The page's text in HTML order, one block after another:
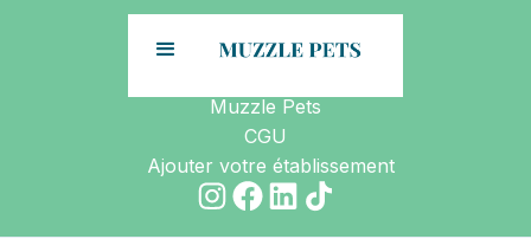
Muzzle Pets
CGU
Ajouter votre établissement